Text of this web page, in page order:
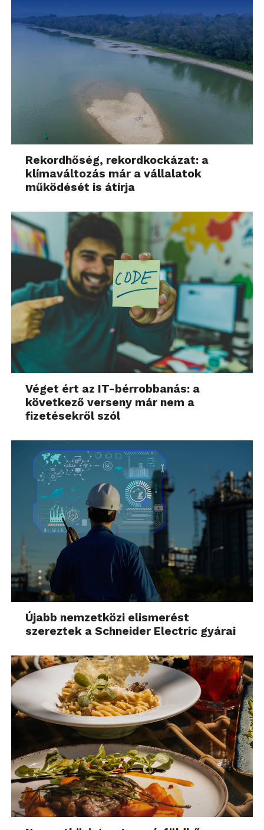
Rekordhőség, rekordkockázat: a
klímaváltozás már a vállalatok
működését is átírja
Véget ért az IT-bérrobbanás: a
következő verseny már nem a
fizetésekről szól
Újabb nemzetközi elismerést
szereztek a Schneider Electric gyárai